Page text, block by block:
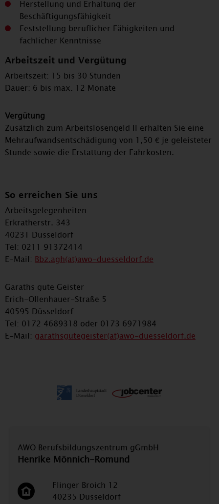
Herstellung und Erhaltung der
Beschäftigungsfähigkeit
Feststellung beruflicher Fähigkeiten und
fachlicher Kenntnisse
Arbeitszeit und Vergütung
Arbeitszeit: 15 bis 30 Stunden
Dauer: 6 bis max. 12 Monate
Vergütung
Zusätzlich zum Arbeitslosengeld II erhalten Sie eine
Mehraufwandsentschädigung von 1,50 € je geleisteter
Stunde sowie die Erstattung der Fahrkosten.
So erreichen Sie uns
Arbeitsgelegenheiten
Erkratherstr. 343
40231 Düsseldorf
Tel: 0211 91372414
E-Mail: Bbz.agh(at)awo-duesseldorf.de
Garaths gute Geister
Erich-Ollenhauer-Straße 5
40595 Düsseldorf
Tel: 0172 4689318 oder 0173 6971984
E-Mail: garathsgutegeister(at)awo-duesseldorf.de
AWO Berufsbildungszentrum gGmbH
Henrike Mönnich-Romund
Flinger Broich 12
40235 Düsseldorf